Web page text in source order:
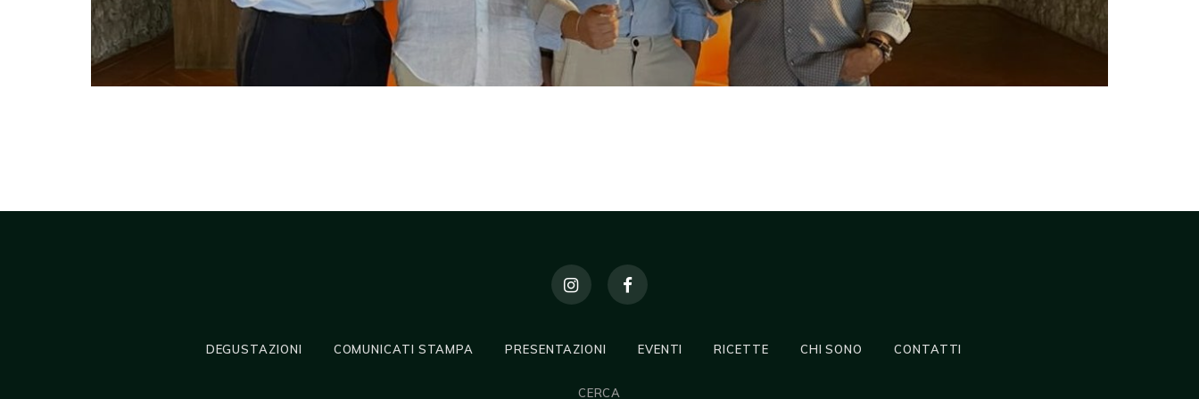
DEGUSTAZIONI COMUNICATI STAMPA PRESENTAZIONI EVENTI RICETTE CHI SONO CONTATTI
CERCA